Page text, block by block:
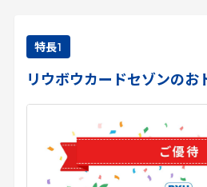
特長
リウボウカードセゾンのお